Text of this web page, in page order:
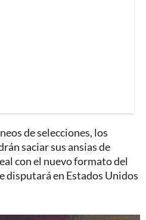
de selecciones, los
saciar sus ansias de
con el nuevo formato del
disputará en Estados Unidos